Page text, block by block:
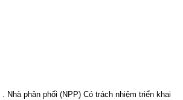
Nhà phân phối (NPP) Có trách nhiệm triển khai